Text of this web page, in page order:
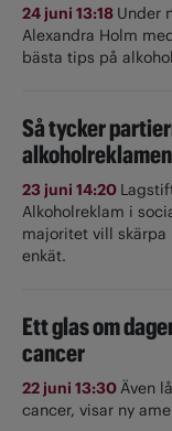
24 juni 13:18 Under
Alexandra Holm
bästa tips på
Så tycker
alkoholreklamen
23 juni 14:20
Alkoholreklam i
majoritet vill skärpa
enkät.
Ett glas om
cancer
22 juni 13:30Även
cancer, visar ny